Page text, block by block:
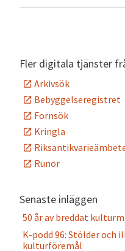
Fler digitala tjänster
Arkivsök
Bebyggelseregistret
Fornsök
Kringla
Runor
Senaste inläggen
50 år av breddat
K-podd 96: Stölder och
kulturföremål